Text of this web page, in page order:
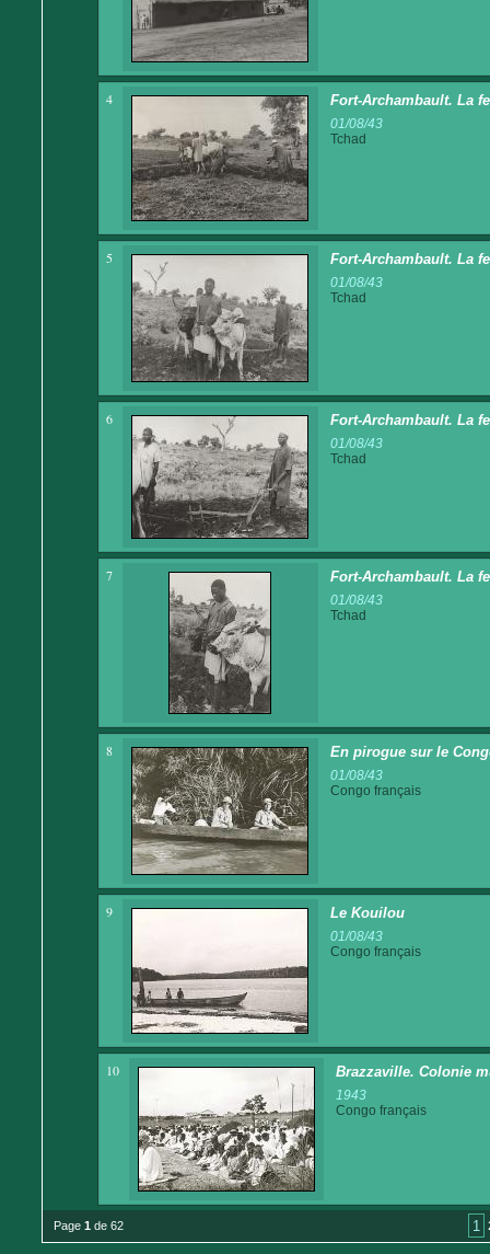
4 Fort-Archambault. La
01/08/43
Tchad
5 Fort-Archambault. La
01/08/43
Tchad
6 Fort-Archambault. La
01/08/43
Tchad
7 Fort-Archambault. La
01/08/43
Tchad
8 En pirogue sur le
01/08/43
Congo français
9 Le Kouilou
01/08/43
Congo français
10 Brazzaville. Colonie
1943
Congo français
Page 1 de 62 1